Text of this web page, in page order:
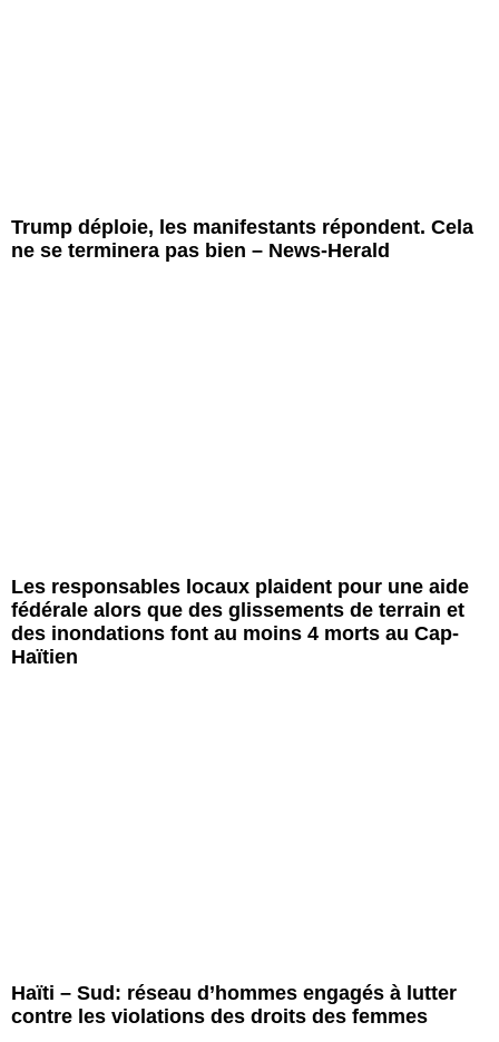
Trump déploie, les manifestants répondent. Cela
ne se terminera pas bien – News-Herald
Les responsables locaux plaident pour une aide
fédérale alors que des glissements de terrain et
des inondations font au moins 4 morts au Cap-
Haïtien
Haïti – Sud: réseau d’hommes engagés à lutter
contre les violations des droits des femmes